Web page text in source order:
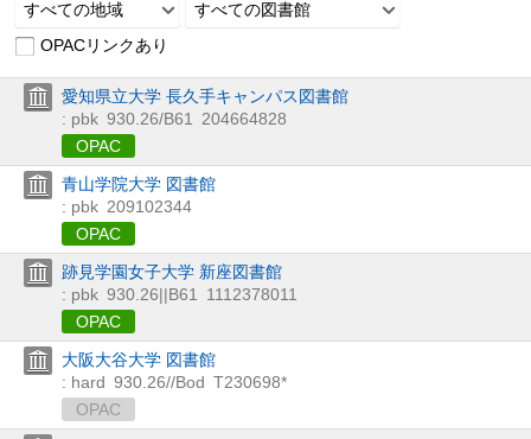
すべての地域
すべての図書館
OPACリンクあり
愛知県立大学 長久手キャンパス図書館
: pbk 930.26/B61
204664828
OPAC
青山学院大学 図書館
: pbk 209102344
OPAC
跡見学園女子大学 新座図書館
: pbk 930.26||B61
1112378011
OPAC
大阪大谷大学 図書館
: hard 930.26//Bod T230698*
OPAC